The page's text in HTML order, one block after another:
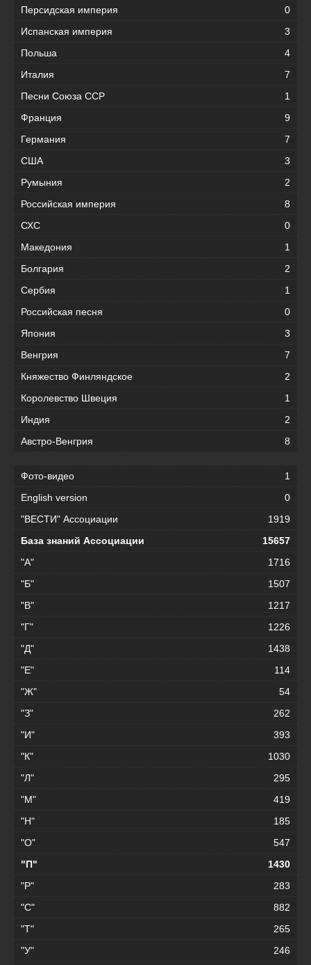
Персидская империя
0
Испанская империя
3
Польша
4
Италия
7
Песни Союза ССР
1
Франция
9
Германия
7
США
3
Румыния
2
Российская империя
8
СХС
0
Македония
1
Болгария
2
Сербия
1
Российская песня
0
Япония
3
Венгрия
7
Княжество Финляндское
2
Королевство Швеция
1
Индия
2
Австро-Венгрия
8
Фото-видео
1
English version
0
"ВЕСТИ" Ассоциации
1919
База знаний Ассоциации
15657
"А"
1716
"Б"
1507
"В"
1217
"Г"
1226
"Д"
1438
"Е"
114
"Ж"
54
"З"
262
"И"
393
"К"
1030
"Л"
295
"М"
419
"Н"
185
"О"
547
"П"
1430
"Р"
283
"С"
882
"Т"
265
"У"
246